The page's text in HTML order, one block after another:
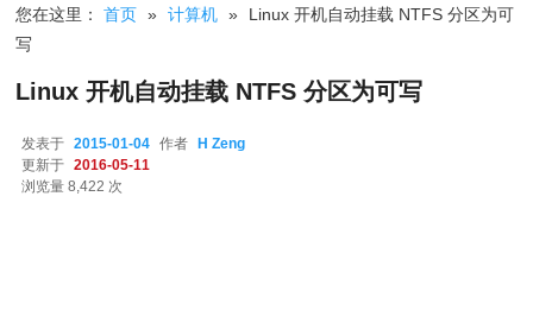
您在这里：首页 » 计算机 »
Linux 开机自动挂载 NTFS 分区为可
写
Linux 开机自动挂载 NTFS 分区为可写
发表于 2015-01-04 作者
H Zeng
更新于
2016-05-11
浏览量 8,422 次